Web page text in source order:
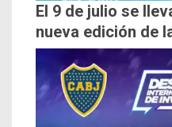
El 9 de julio se
nueva edición de